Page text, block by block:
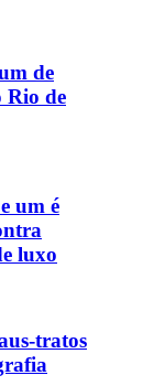
de
Rio de
um é
luxo
tratos